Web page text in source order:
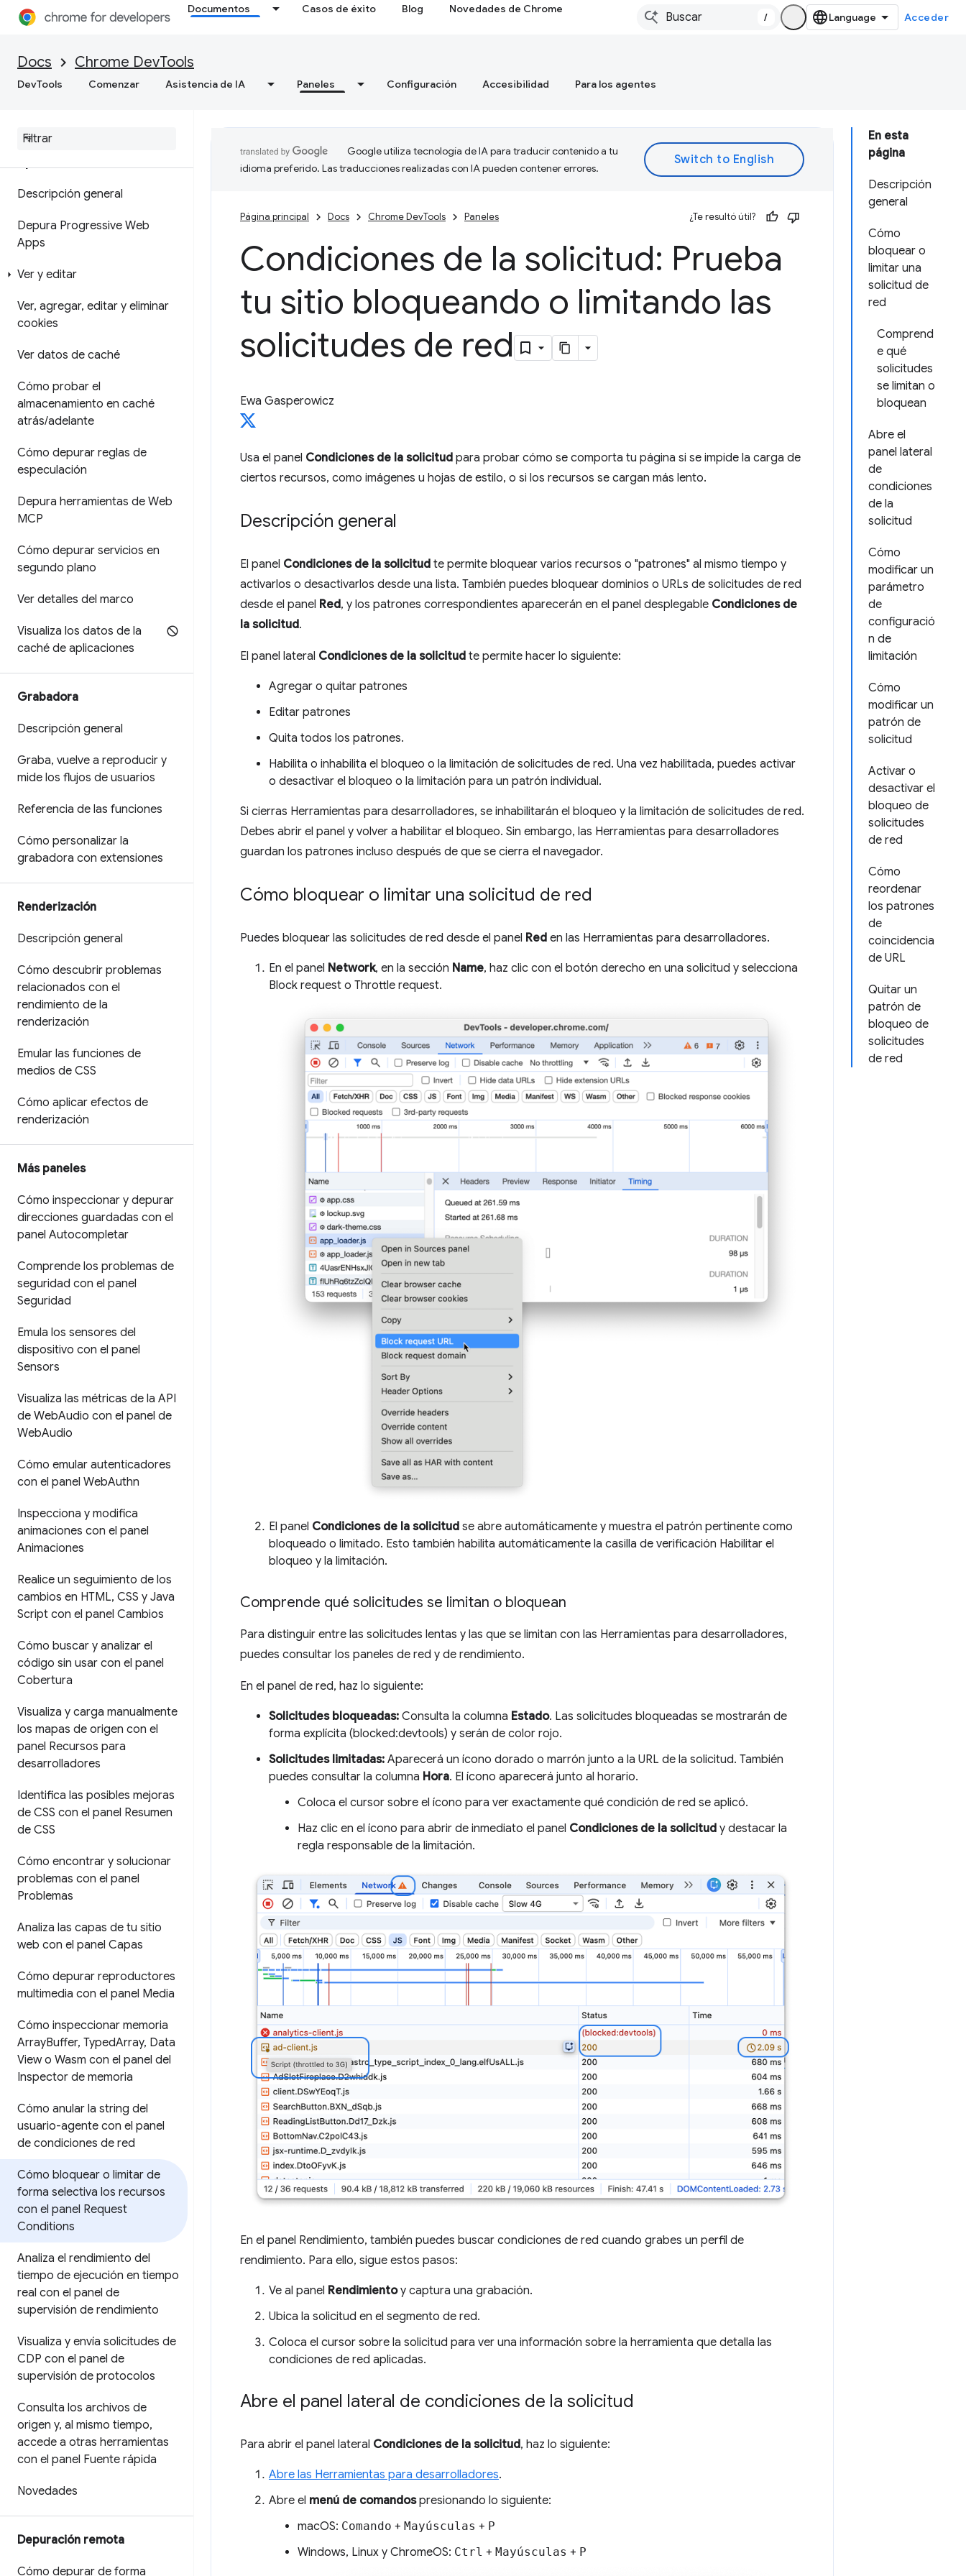
Documentos Casos de éxito Blog Novedades de Chrome
/ Acceder
Docs Chrome DevTools
DevTools Comenzar Asistencia de IA Paneles Configuración Accesibilidad Para los agentes
de memoria
montón
Descripción general
Depura Progressive Web
Apps
Ver y editar
Ver, agregar, editar y eliminar
cookies
Ver datos de caché
Cómo probar el
almacenamiento en caché
atrás/adelante
Cómo depurar reglas de
especulación
Depura herramientas de Web
MCP
Cómo depurar servicios en
segundo plano
Ver detalles del marco
Visualiza los datos de la
caché de aplicaciones
Grabadora
Descripción general
Graba, vuelve a reproducir y
mide los flujos de usuarios
Referencia de las funciones
Cómo personalizar la
grabadora con extensiones
Renderización
Descripción general
Cómo descubrir problemas
relacionados con el
rendimiento de la
renderización
Emular las funciones de
medios de CSS
Cómo aplicar efectos de
renderización
Más paneles
Cómo inspeccionar y depurar
direcciones guardadas con el
panel Autocompletar
Comprende los problemas de
seguridad con el panel
Seguridad
Emula los sensores del
dispositivo con el panel
Sensors
Visualiza las métricas de la API
de WebAudio con el panel de
WebAudio
Cómo emular autenticadores
con el panel WebAuthn
Inspecciona y modifica
animaciones con el panel
Animaciones
Realice un seguimiento de los
cambios en HTML, CSS y Java
Script con el panel Cambios
Cómo buscar y analizar el
código sin usar con el panel
Cobertura
Visualiza y carga manualmente
los mapas de origen con el
panel Recursos para
desarrolladores
Identifica las posibles mejoras
de CSS con el panel Resumen
de CSS
Cómo encontrar y solucionar
problemas con el panel
Problemas
Analiza las capas de tu sitio
web con el panel Capas
Cómo depurar reproductores
multimedia con el panel Media
Cómo inspeccionar memoria
ArrayBuffer, TypedArray, Data
View o Wasm con el panel del
Inspector de memoria
Cómo anular la string del
usuario-agente con el panel
de condiciones de red
Cómo bloquear o limitar de
forma selectiva los recursos
con el panel Request
Conditions
Analiza el rendimiento del
tiempo de ejecución en tiempo
real con el panel de
supervisión de rendimiento
Visualiza y envía solicitudes de
CDP con el panel de
supervisión de protocolos
Consulta los archivos de
origen y, al mismo tiempo,
accede a otras herramientas
con el panel Fuente rápida
Novedades
Depuración remota
Cómo depurar de forma
En esta
página
Descripción
general
Cómo
bloquear o
limitar una
solicitud de
red
Comprend
e qué
solicitudes
se limitan o
bloquean
Abre el
panel lateral
de
condiciones
de la
solicitud
Cómo
modificar un
parámetro
de
configuració
n de
limitación
Cómo
modificar un
patrón de
solicitud
Activar o
desactivar el
bloqueo de
solicitudes
de red
Cómo
reordenar
los patrones
de
coincidencia
de URL
Quitar un
patrón de
bloqueo de
solicitudes
de red
Google utiliza tecnología de IA para traducir contenido a tu
idioma preferido. Las traducciones realizadas con IA pueden contener errores.
Página principal Docs Chrome DevTools Paneles ¿Te resultó útil?
Condiciones de la solicitud: Prueba
tu sitio bloqueando o limitando las
solicitudes de red
Ewa Gasperowicz
Usa el panel Condiciones de la solicitud para probar cómo se comporta tu página si se impide la carga de
ciertos recursos, como imágenes u hojas de estilo, o si los recursos se cargan más lento.
Descripción general
El panel Condiciones de la solicitud te permite bloquear varios recursos o "patrones" al mismo tiempo y
activarlos o desactivarlos desde una lista. También puedes bloquear dominios o URLs de solicitudes de red
desde el panel Red, y los patrones correspondientes aparecerán en el panel desplegable Condiciones de
la solicitud.
El panel lateral Condiciones de la solicitud te permite hacer lo siguiente:
Agregar o quitar patrones
Editar patrones
Quita todos los patrones.
Habilita o inhabilita el bloqueo o la limitación de solicitudes de red. Una vez habilitada, puedes activar
o desactivar el bloqueo o la limitación para un patrón individual.
Si cierras Herramientas para desarrolladores, se inhabilitarán el bloqueo y la limitación de solicitudes de red.
Debes abrir el panel y volver a habilitar el bloqueo. Sin embargo, las Herramientas para desarrolladores
guardan los patrones incluso después de que se cierra el navegador.
Cómo bloquear o limitar una solicitud de red
Puedes bloquear las solicitudes de red desde el panel Red en las Herramientas para desarrolladores.
En el panel Network, en la sección Name, haz clic con el botón derecho en una solicitud y selecciona
Block request o Throttle request.
El panel Condiciones de la solicitud se abre automáticamente y muestra el patrón pertinente como
bloqueado o limitado. Esto también habilita automáticamente la casilla de verificación Habilitar el
bloqueo y la limitación.
Comprende qué solicitudes se limitan o bloquean
Para distinguir entre las solicitudes lentas y las que se limitan con las Herramientas para desarrolladores,
puedes consultar los paneles de red y de rendimiento.
En el panel de red, haz lo siguiente:
Solicitudes bloqueadas: Consulta la columna Estado. Las solicitudes bloqueadas se mostrarán de
forma explícita (blocked:devtools) y serán de color rojo.
Solicitudes limitadas: Aparecerá un ícono dorado o marrón junto a la URL de la solicitud. También
puedes consultar la columna Hora. El ícono aparecerá junto al horario.
Coloca el cursor sobre el ícono para ver exactamente qué condición de red se aplicó.
Haz clic en el ícono para abrir de inmediato el panel Condiciones de la solicitud y destacar la
regla responsable de la limitación.
En el panel Rendimiento, también puedes buscar condiciones de red cuando grabes un perfil de
rendimiento. Para ello, sigue estos pasos:
Ve al panel Rendimientoy captura una grabación.
Ubica la solicitud en el segmento de red.
Coloca el cursor sobre la solicitud para ver una información sobre la herramienta que detalla las
condiciones de red aplicadas.
Abre el panel lateral de condiciones de la solicitud
Para abrir el panel lateral Condiciones de la solicitud, haz lo siguiente:
Abre las Herramientas para desarrolladores.
Abre el menú de comandospresionando lo siguiente:
macOS: Comando + Mayúsculas + P
Windows, Linux y ChromeOS: Ctrl + Mayúsculas + P